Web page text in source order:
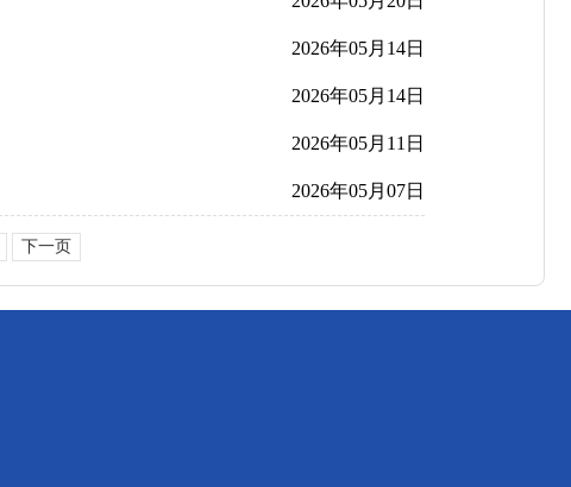
2026年05月14日
2026年05月14日
2026年05月11日
2026年05月07日
下一页